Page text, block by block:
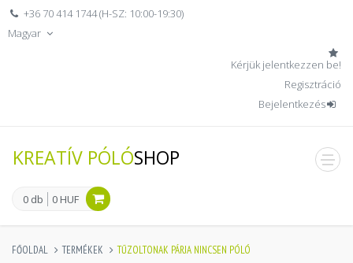
+36 70 414 1744 (H-SZ: 10:00-19:30)
Magyar
Kérjük jelentkezzen be!
Regisztráció
Bejelentkezés
KREATÍV PÓLÓSHOP
0 db 0 HUF
FŐOLDAL TERMÉKEK TŰZOLTONAK PÁRJA NINCSEN PÓLÓ